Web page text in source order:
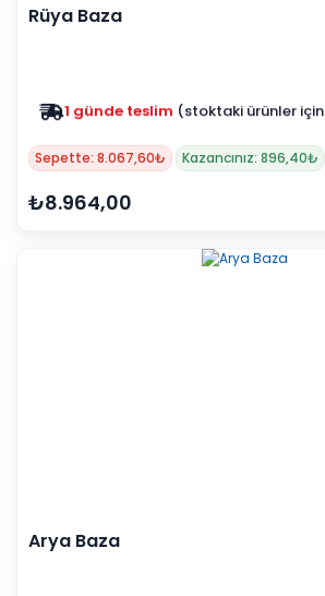
Rüya Baza
Zam yok 2025 fiyatları devam ediyor
Sepette: 8.067,60₺ Kazancınız: 896,40₺
₺8.964,00
Arya Baza